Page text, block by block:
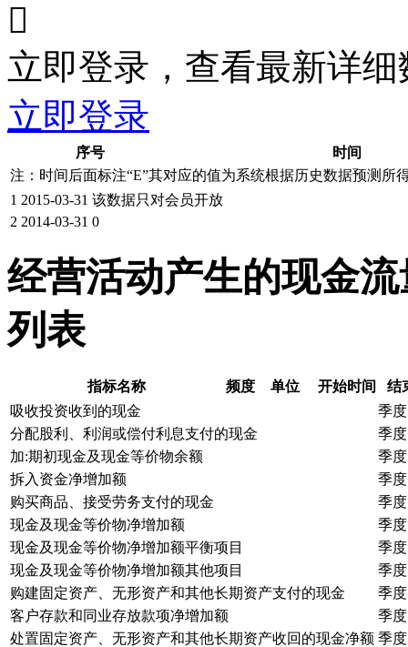

立即登录，查看最新详细
立即登录
序号
时间
注：时间后面标注“E”其对应的值为系统根据历史数据预测所
1 2015-03-31 该数据只对会员开放
2 2014-03-31 0
经营活动产生的现金
列表
指标名称 频度 单位 开始时间
结
吸收投资收到的现金
季度
分配股利、利润或偿付利息支付的现金
季度
加:期初现金及现金等价物余额
季度
拆入资金净增加额
季度
购买商品、接受劳务支付的现金
季度
现金及现金等价物净增加额
季度
现金及现金等价物净增加额平衡项目
季度
现金及现金等价物净增加额其他项目
季度
购建固定资产、无形资产和其他长期资产支付的现金
季度
客户存款和同业存放款项净增加额
季度
处置固定资产、无形资产和其他长期资产收回的现金净额 季度